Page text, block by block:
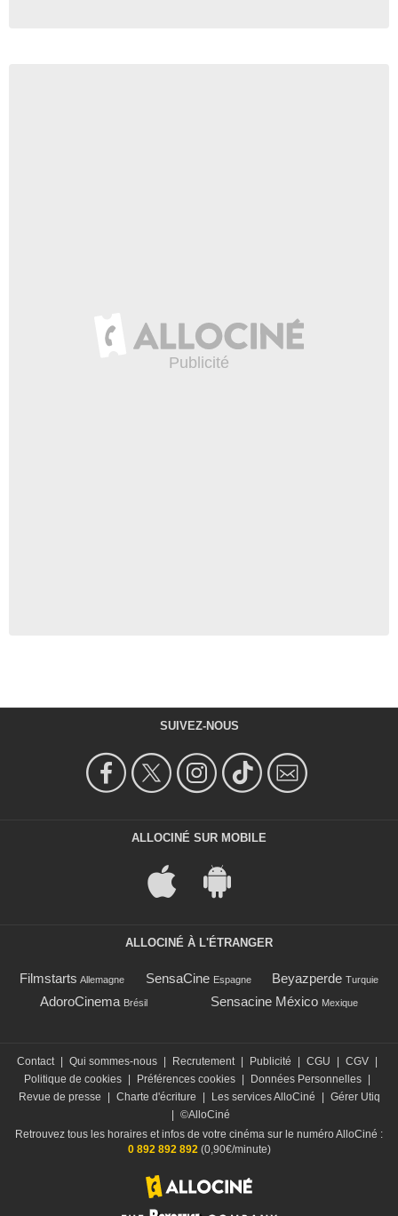
SUIVEZ-NOUS
ALLOCINÉ SUR MOBILE
ALLOCINÉ À L'ÉTRANGER
Filmstarts Allemagne SensaCine Espagne Beyazperde Turquie
AdoroCinema Brésil Sensacine México Mexique
Contact Qui sommes-nous Recrutement Publicité CGU CGV
Politique de cookies
Préférences cookies Données Personnelles
Revue de presse
Charte d'écriture Les services AlloCiné
Gérer Utiq
©AlloCiné
Retrouvez tous les horaires et infos de votre cinéma sur le numéro AlloCiné :
0 892 892 892(0,90€/minute)